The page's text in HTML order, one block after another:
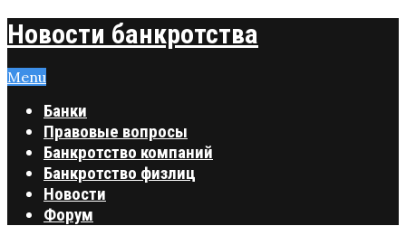
Новости банкротства
Menu
Банки
Правовые вопросы
Банкротство компаний
Банкротство физлиц
Новости
Форум